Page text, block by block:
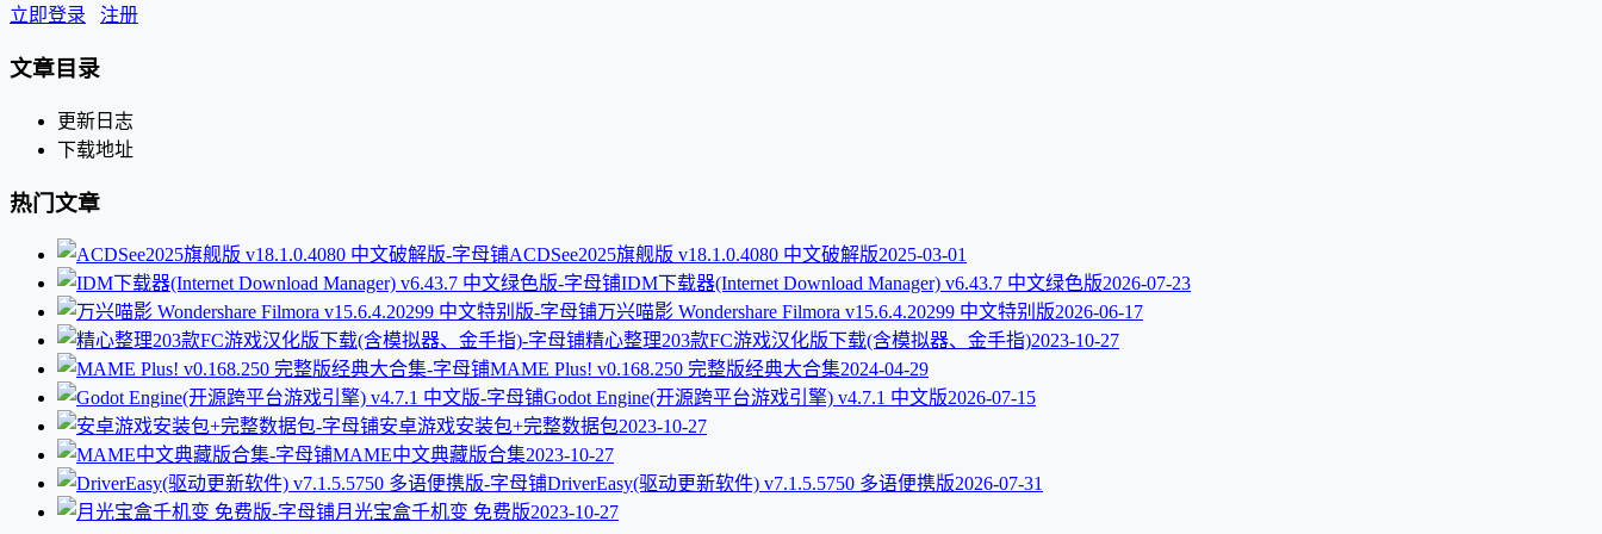
立即登录 注册
文章目录
更新日志
下载地址
热门文章
ACDSee2025旗舰版 v18.1.0.4080 中文破解版2025-03-01
IDM下载器(Internet Download Manager) v6.43.7 中文绿色版2026-07-23
万兴喵影 Wondershare Filmora v15.6.4.20299 中文特别版2026-06-17
精心整理203款FC游戏汉化版下载(含模拟器、金手指)2023-10-27
MAME Plus! v0.168.250 完整版经典大合集2024-04-29
Godot Engine(开源跨平台游戏引擎) v4.7.1 中文版2026-07-15
安卓游戏安装包+完整数据包2023-10-27
MAME中文典藏版合集2023-10-27
DriverEasy(驱动更新软件) v7.1.5.5750 多语便携版2026-07-31
月光宝盒千机变 免费版2023-10-27